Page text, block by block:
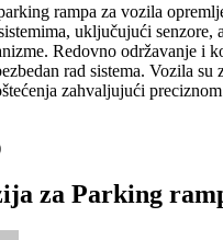
rampa za vozila
uključujući senzore,
Redovno održavanje i
rad sistema. Vozila su
zahvaljujući
za Parking